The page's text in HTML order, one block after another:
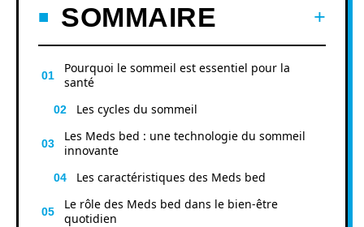
SOMMAIRE
Pourquoi le sommeil est essentiel pour la
santé
Les cycles du sommeil
Les Meds bed : une technologie du sommeil
innovante
Les caractéristiques des Meds bed
Le rôle des Meds bed dans le bien-être
quotidien